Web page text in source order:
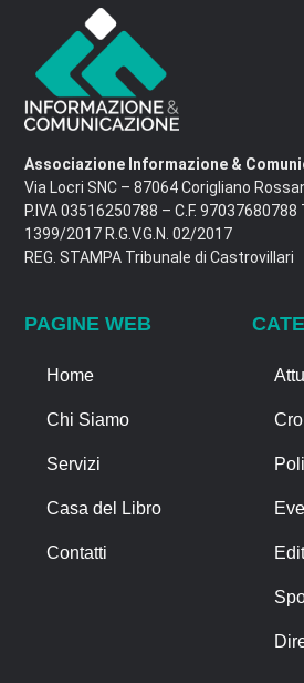
Associazione Informazione &
Via Locri SNC – 87064 Corigliano
P.IVA 03516250788 – C.F.
1399/2017 R.G.V.G.N. 02/2017
REG. STAMPA Tribunale di Castrovillari
PAGINE WEB
Home
Chi Siamo
Servizi
Casa del Libro
Contatti